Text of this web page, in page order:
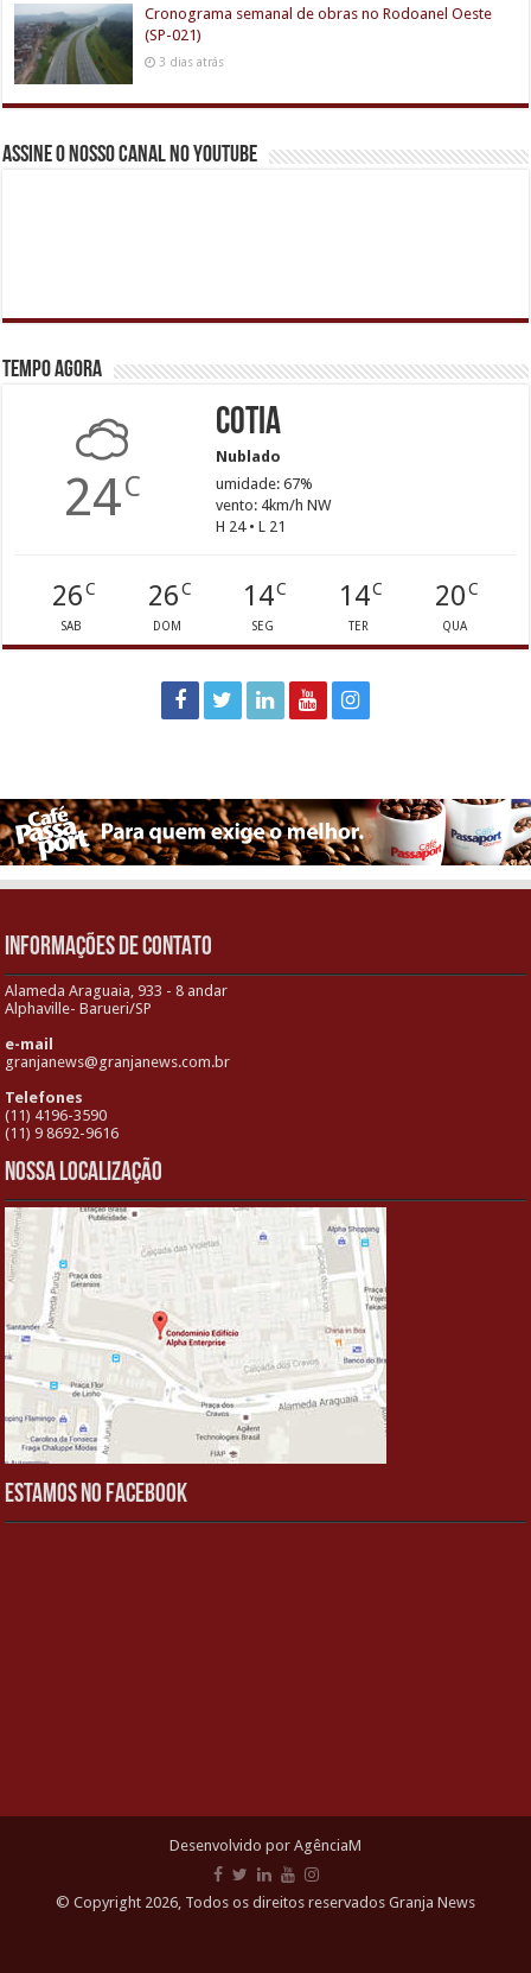
Cronograma semanal de obras no Rodoanel Oeste
(SP-021)
3 dias atrás
Assine o nosso canal no youtube
Tempo agora
24C
Cotia
Nublado
umidade: 67%
vento: 4km/h NW
H 24 • L 21
26C
SAB
26C
DOM
14C
SEG
14C
TER
20C
QUA
INFORMAÇÕES DE CONTATO
Alameda Araguaia, 933 - 8 andar
Alphaville- Barueri/SP
e-mail
granjanews@granjanews.com.br
Telefones
(11) 4196-3590
(11) 9 8692-9616
Nossa localização
Estamos no Facebook
Desenvolvido por AgênciaM
© Copyright 2026, Todos os direitos reservados Granja News